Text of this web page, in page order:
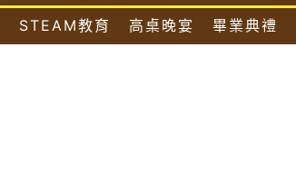
STEAM教育 高桌晚宴 畢業典禮